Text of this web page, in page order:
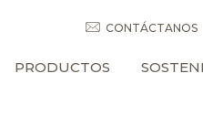
CONTÁCTANOS
PRODUCTOS